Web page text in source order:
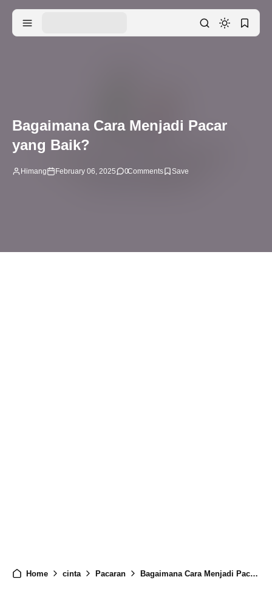
Bagaimana Cara Menjadi Pacar
yang Baik?
Himang February 06, 2025 0Comments
Home cinta Pacaran Bagaimana Cara Menjadi Pacar yang Baik?